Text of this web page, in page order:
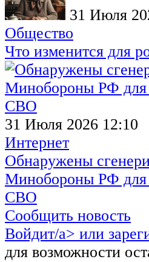
31 Июля
Общество
Что изменится для
31 Июля 2026 12:10
Интернет
Обнаружены
Минобороны РФ для
СВО
Сообщить новость
Войдит/a> или
для возможности